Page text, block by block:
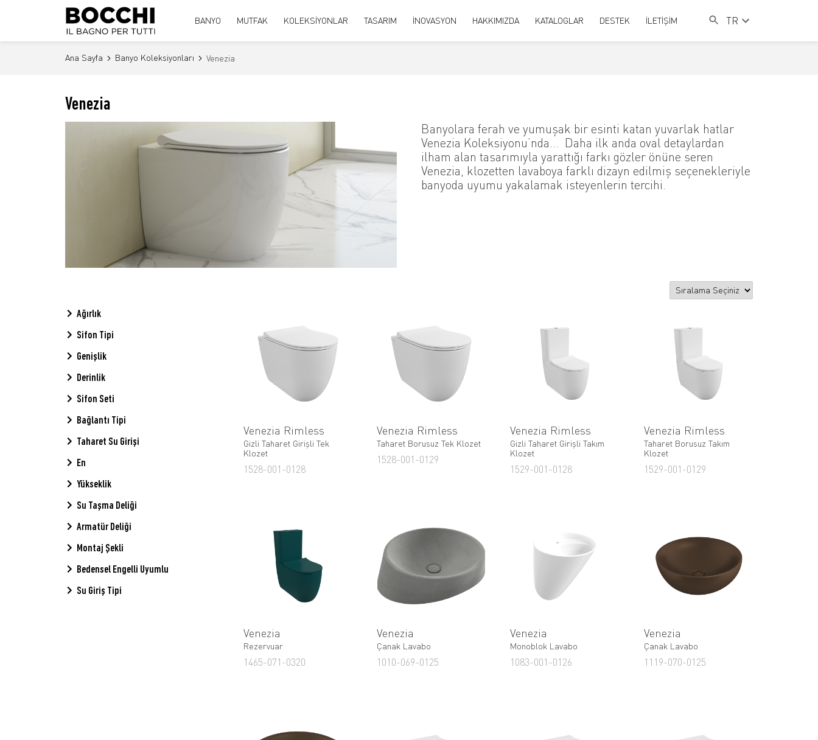
BANYO MUTFAK KOLEKSİYONLAR TASARIM İNOVASYON HAKKIMIZDA KATALOGLAR DESTEK İLETİŞİM TR
Ana Sayfa Banyo Koleksiyonları Venezia
Venezia
Banyolara ferah ve yumuşak bir esinti katan yuvarlak hatlar
Venezia Koleksiyonu’nda… Daha ilk anda oval detaylardan
ilham alan tasarımıyla yarattığı farkı gözler önüne seren
Venezia, klozetten lavaboya farklı dizayn edilmiş seçenekleriyle
banyoda uyumu yakalamak isteyenlerin tercihi.
Ağırlık
Sifon Tipi
Genişlik
Derinlik
Sifon Seti
Bağlantı Tipi
Taharet Su Girişi
En
Yükseklik
Su Taşma Deliği
Armatür Deliği
Montaj Şekli
Bedensel Engelli Uyumlu
Su Giriş Tipi
Venezia Rimless
Gizli Taharet Girişli Tek
Klozet
1528-001-0128
Venezia Rimless
Taharet Borusuz Tek Klozet
1528-001-0129
Venezia Rimless
Gizli Taharet Girişli Takım
Klozet
1529-001-0128
Venezia Rimless
Taharet Borusuz Takım
Klozet
1529-001-0129
Venezia
Rezervuar
1465-071-0320
Venezia
Çanak Lavabo
1010-069-0125
Venezia
Monoblok Lavabo
1083-001-0126
Venezia
Çanak Lavabo
1119-070-0125